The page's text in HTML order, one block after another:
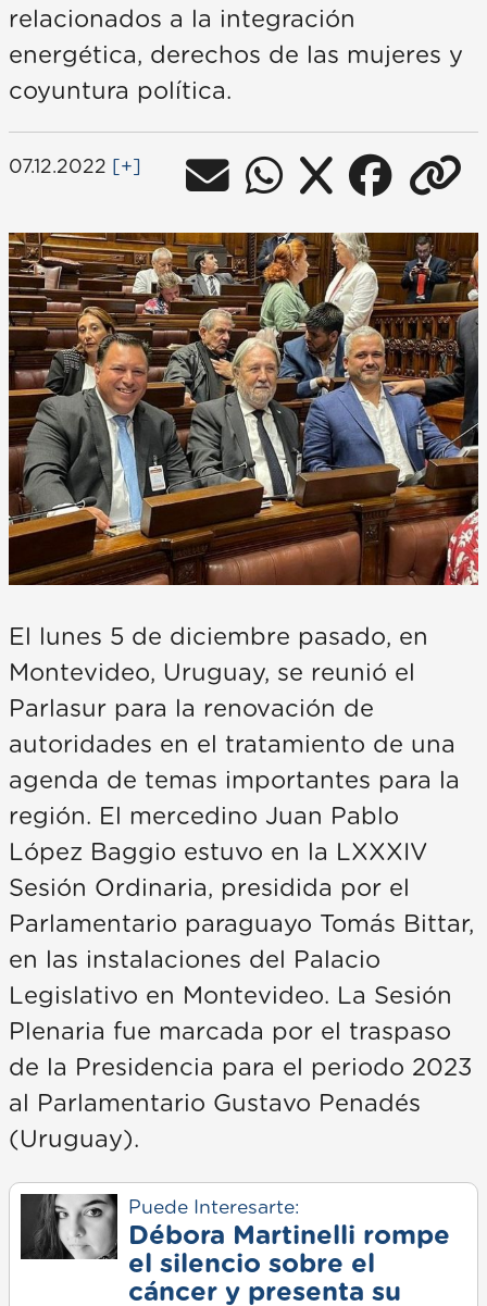
relacionados a la integración
energética, derechos de las mujeres y
coyuntura política.
07.12.2022 [+]
El lunes 5 de diciembre pasado, en
Montevideo, Uruguay, se reunió el
Parlasur para la renovación de
autoridades en el tratamiento de una
agenda de temas importantes para la
región. El mercedino Juan Pablo
López Baggio estuvo en la LXXXIV
Sesión Ordinaria, presidida por el
Parlamentario paraguayo Tomás Bittar,
en las instalaciones del Palacio
Legislativo en Montevideo. La Sesión
Plenaria fue marcada por el traspaso
de la Presidencia para el periodo 2023
al Parlamentario Gustavo Penadés
(Uruguay).
Puede Interesarte:
Débora Martinelli rompe
el silencio sobre el
cáncer y presenta su